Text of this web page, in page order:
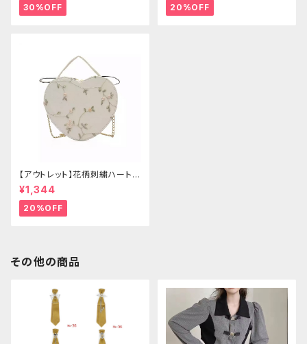
30%OFF 20%OFF
【アウトレット】花柄刺繍ハートバ
ッグ
¥1,344
20%OFF
その他の商品